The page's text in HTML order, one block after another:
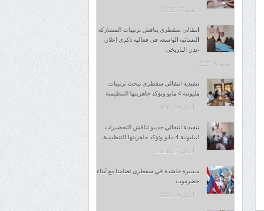
مايو 7, 2026
انتقالي سقطرى يناقش ترتيبات المشاركة
النسائية الواسعة في فعالية ذكرى إعلان
عدن التاريخي
مايو 6, 2026
تنفيذية انتقالي سقطرى تبحث ترتيبات
مليونية 4 مايو وتؤكد جاهزيتها التنظيمية
أبريل 29, 2026
تنفيذية انتقالي حديبو تناقش التحضيرات
لمليونية 4 مايو وتؤكد جاهزيتها التنظيمية
أبريل 27, 2026
مسيرة حاشدة في سقطرى تضامنا مع أبناء
حضرموت
أبريل 9, 2026